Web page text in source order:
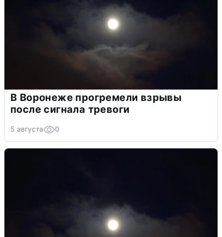
В Воронеже прогремели взрывы
после сигнала тревоги
5 августа 0